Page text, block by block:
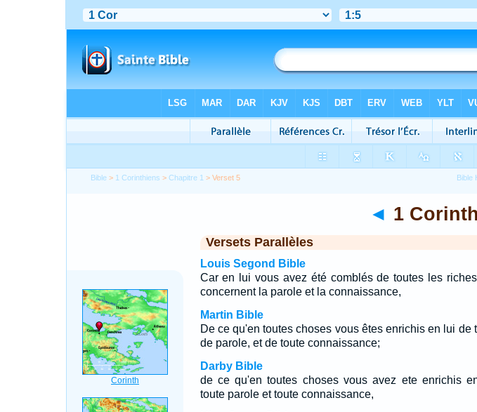
Bible > 1 Corinthiens >Chapitre 1 > Verset 5
◄ 1
Versets Parallèles
Louis Segond Bible
Car en lui vous avez été comblés de toutes les
concernent la parole et la connaissance,
Martin Bible
De ce qu'en toutes choses vous êtes enrichis en lui de
de parole, et de toute connaissance;
Darby Bible
de ce qu'en toutes choses vous avez ete enrichis
toute parole et toute connaissance,